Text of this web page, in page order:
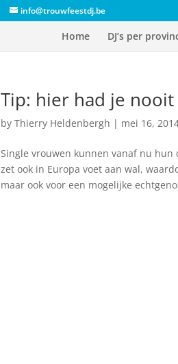
info@trouwfeestdj.be
Home DJ’s per
Tip: hier had je
byThierry Heldenbergh | mei 16,
Single vrouwen kunnen vanaf nu
zet ook in Europa voet aan wal,
maar ook voor een mogelijke